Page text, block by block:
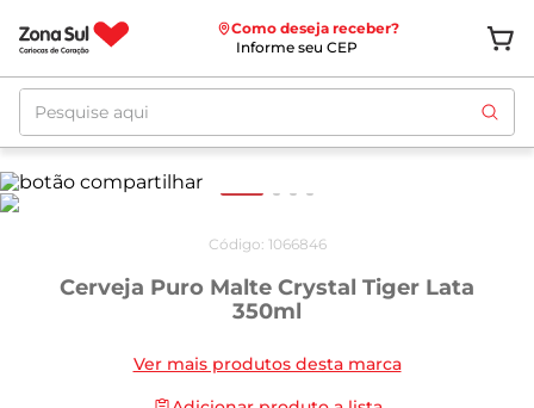
Como deseja receber?
Informe seu CEP
Pesquise aqui
Código: 1066846
Cerveja Puro Malte Crystal Tiger Lata
350ml
Ver mais produtos desta marca